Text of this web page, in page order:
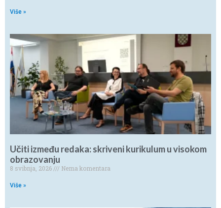
Više »
Učiti između redaka: skriveni kurikulum u visokom
obrazovanju
8 svibnja, 2026 Nema komentara
Više »